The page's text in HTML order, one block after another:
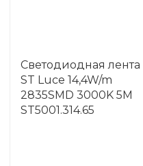
Светодиодная лента
ST Luce 14,4W/m
2835SMD 3000K 5M
ST5001.314.65